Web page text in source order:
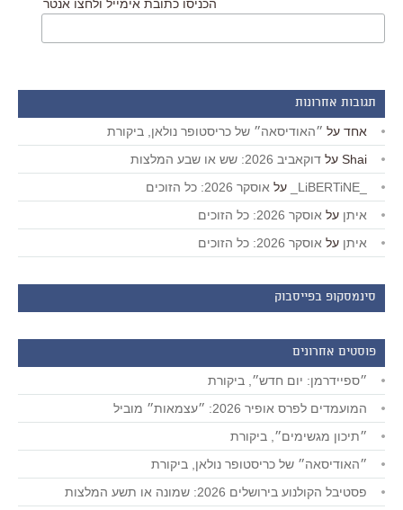
הכניסו כתובת אימייל ולחצו אנטר
תגובות אחרונות
אחד על ״האודיסאה״ של כריסטופר נולאן, ביקורת
Shai על דוקאביב 2026: שש או שבע המלצות
על אוסקר 2026: כל הזוכים
איתן על אוסקר 2026: כל הזוכים
איתן על אוסקר 2026: כל הזוכים
סינמסקופ בפייסבוק
פוסטים אחרונים
״ספיידרמן: יום חדש״, ביקורת
המועמדים לפרס אופיר 2026: ״עצמאות״ מוביל
״תיכון מגשימים״, ביקורת
״האודיסאה״ של כריסטופר נולאן, ביקורת
פסטיבל הקולנוע בירושלים 2026: שמונה או תשע המלצות